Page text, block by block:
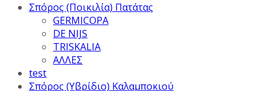
Σπόρος (Ποικιλία) Πατάτας
GERMICOPA
DE NIJS
TRISKALIA
ΑΛΛΕΣ
test
Σπόρος (Υβρίδιο) Καλαμποκιού